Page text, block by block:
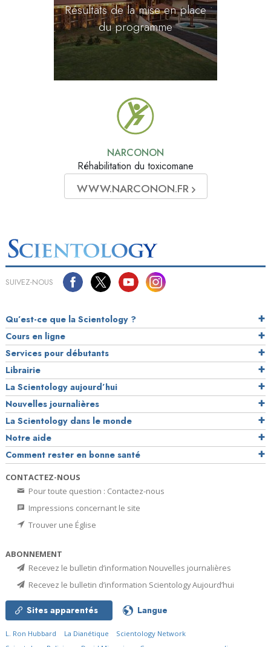
Résultats de la mise en place
du programme
NARCONON
Réhabilitation du toxicomane
WWW.NARCONON.FR
SUIVEZ-NOUS
Qu’est-ce que la Scientology ?
Cours en ligne
Services pour débutants
Librairie
La Scientology aujourd’hui
Nouvelles journalières
La Scientology dans le monde
Notre aide
Comment rester en bonne santé
CONTACTEZ-NOUS
Pour toute question : Contactez-nous
Impressions concernant le site
Trouver une Église
ABONNEMENT
Recevez le bulletin d’information Nouvelles journalières
Recevez le bulletin d’information Scientology Aujourd’hui
Sites apparentés Langue
L. Ron Hubbard La Dianétique
Scientology Network